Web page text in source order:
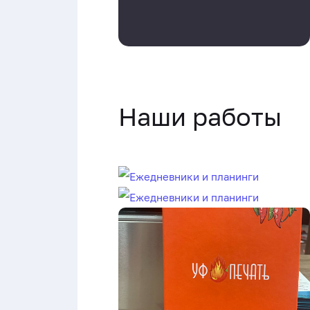
Наши работы